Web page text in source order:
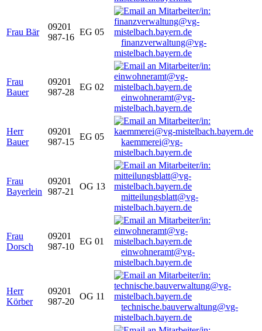
Frau Bär
09201
987-16
EG 05
finanzverwaltung@vg-
mistelbach.bayern.de
Frau
Bauer
09201
987-28
EG 02
einwohneramt@vg-
mistelbach.bayern.de
Herr
Bauer
09201
987-15
EG 05
kaemmerei@vg-
mistelbach.bayern.de
Frau
Bayerlein
09201
987-21
OG 13
mitteilungsblatt@vg-
mistelbach.bayern.de
Frau
Dorsch
09201
987-10
EG 01
einwohneramt@vg-
mistelbach.bayern.de
Herr
Körber
09201
987-20
OG 11
technische.bauverwaltung@vg-
mistelbach.bayern.de